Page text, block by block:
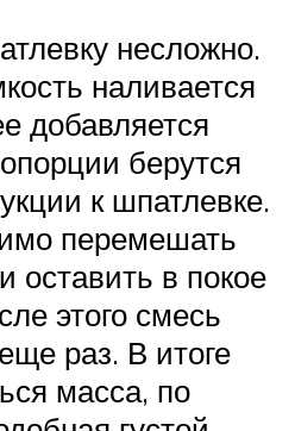
несложно.
наливается
добавляется
берутся
к шпатлевке.
перемешать
оставить в покое
этого смесь
раз. В итоге
масса, по